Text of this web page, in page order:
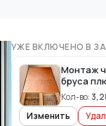
УЖЕ ВКЛЮЧЕНО В
Монтаж
бруса
Кол-во:
Изменить